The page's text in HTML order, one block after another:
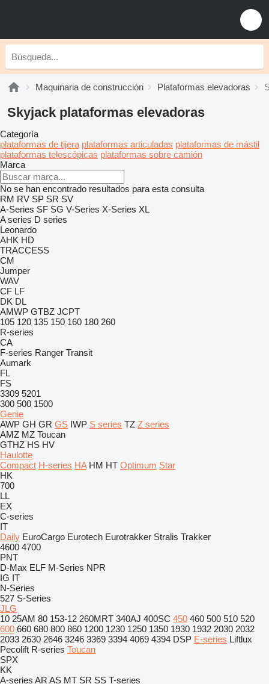
Maquinaria de construcción Plataformas elevadoras
Skyjack plataformas elevadoras
Categoría
plataformas de tijera plataformas articuladas plataformas de mástil
plataformas telescópicas plataformas sobre camión
Marca
No se han encontrado resultados para esta consulta
RM RV SP SR SV
A-Series SF SG V-Series X-Series XL
A series D series
Leonardo
AHK HD
TRACCESS
CM
Jumper
WAV
CF LF
DK DL
AMWP GTBZ JCPT
105 120 135 150 160 180 260
R-series
CA
F-series Ranger Transit
Aumark
FL
FS
3309 5201
300 500 1500
Genie
AWP GH GR GS IWP S series TZ Z series
AMZ MZ Toucan
GTHZ HS HV
Haulotte
Compact H-series HA HM HT Optimum Star
HK
700
LL
EX
C-series
IT
Daily EuroCargo Eurotech Eurotrakker Stralis Trakker
4600 4700
PNT
D-Max ELF M-Series NPR
IG IT
N-Series
527 S-Series
JLG
10 25AM 80 153-12 260MRT 340AJ 400SC 450 460 500 510 520
600 660 680 800 860 1200 1230 1250 1350 1930 1932 2030 2032
2033 2630 2646 3246 3369 3394 4069 4394 DSP E-series Liftlux
Pecolift R-series Toucan
SPX
KK
A-series AR AS MT SR SS T-series